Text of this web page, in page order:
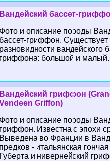
Вандейский бассет-
Фото и описание породы
бассет-гриффон. Существует
разновидности вандейского
гриффона: большой и
Вандейский гриффон
Vendeen Griffon)
Фото и описание породы
гриффон. Известна с эпохи
Выведена во Франции в
предков - итальянская
Губерта и нивернейский